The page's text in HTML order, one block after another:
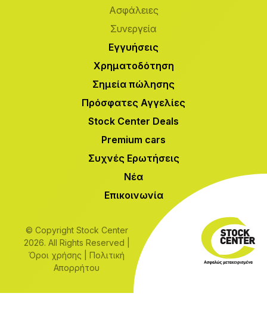
Ασφάλειες
Συνεργεία
Εγγυήσεις
Χρηματοδότηση
Σημεία πώλησης
Πρόσφατες Αγγελίες
Stock Center Deals
Premium cars
Συχνές Ερωτήσεις
Νέα
Επικοινωνία
© Copyright Stock Center
2026. All Rights Reserved |
Όροι χρήσης |Πολιτική
Απορρήτου